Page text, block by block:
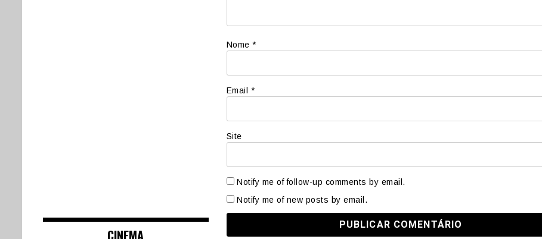
Nome *
Email *
Site
Notify me of follow-up comments by email.
Notify me of new posts by email.